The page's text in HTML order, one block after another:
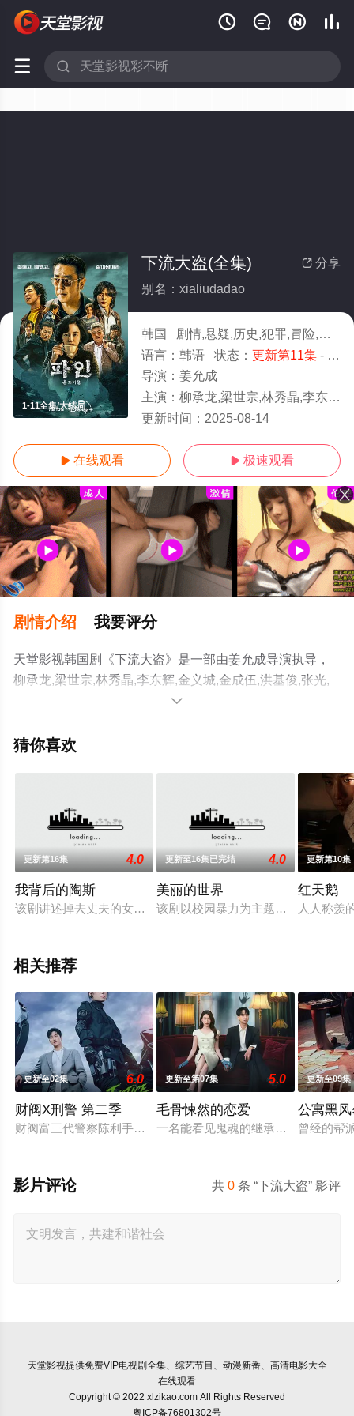
   
 
1-11全集/大结局
 分享
下流大盗(全集)
别名：xialiudadao
韩国 剧情,悬疑,历史,犯罪,冒险,韩国
语言： 韩语 状态： 更新第11集- 免费在线观看
导演： 姜允成
主演： 柳承龙,梁世宗,林秀晶,李东辉,金义城,金成伍,洪基俊,张光,金钟秀,禹贤,郑允浩
更新时间： 2025-08-14
 在线观看  极速观看
剧情介绍 我要评分
天堂影视韩国剧《下流大盗》是一部由姜允成导演执导，
柳承龙,梁世宗,林秀晶,李东辉,金义城,金成伍,洪基俊,张光,
金钟秀,禹贤,郑允浩,林炯俊,李相真,金玟,高允等演员精彩演
免费观看高清无删减完整版电视剧全集就上天堂电影网，

猜你喜欢
更新第16集 4.0
我背后的陶斯
该剧讲述掉去丈夫的女主高爱琳和神秘的邻居汉子金本之间展开
更新至16集已完结 4.0
美丽的世界
该剧以校园暴力为主题，讲述因校园
更新第10集
红天鹅
人人称羡
相关推荐
更新至02集 6.0
财阀X刑警 第二季
财阀富三代警察陈利手（安普贤 饰）华丽回归，完美蜕变为成
更新至第07集 5.0
毛骨悚然的恋爱
一名能看见鬼魂的继承人与一名王牌
更新至09集
公寓黑
曾经的帮
共0 条 “下流大盗” 影评
影片评论
天堂影视提供免费VIP电视剧全集、综艺节目、动漫新番、高清电影大全
在线观看
Copyright © 2022 xlzikao.com All Rights Reserved
粤ICP备76801302号